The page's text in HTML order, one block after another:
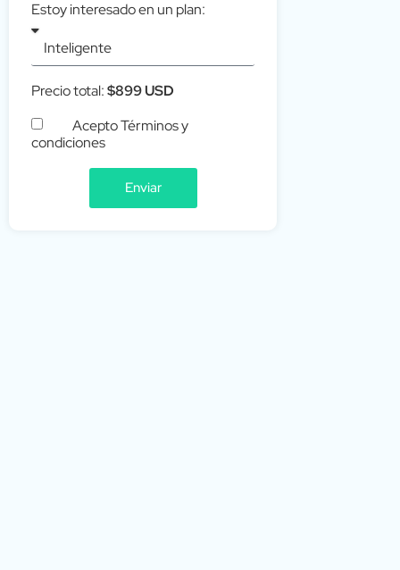
Estoy interesado en un plan:
Precio total:$899 USD
Acepto Términos y
condiciones
Enviar